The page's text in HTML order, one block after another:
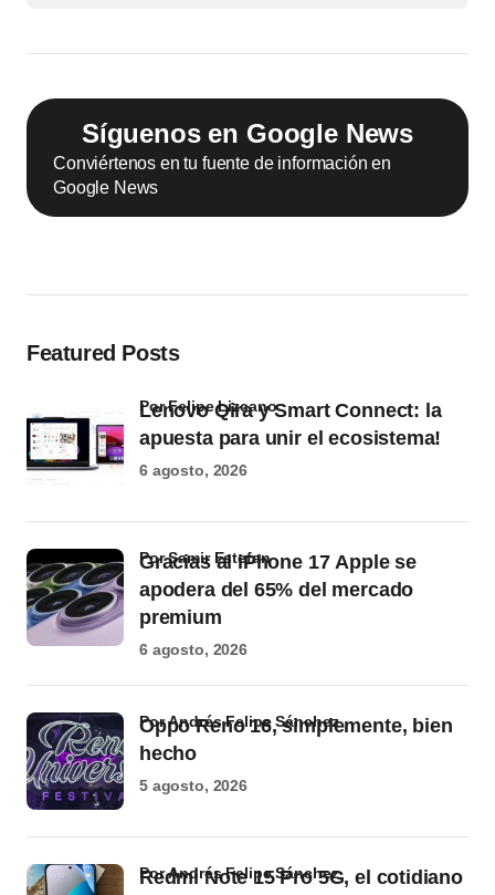
Síguenos en Google News
Conviértenos en tu fuente de información en
Google News
Featured Posts
Lenovo Qira y Smart Connect: la
apuesta para unir el ecosistema!
por Felipe Lizcano
6 agosto, 2026
Gracias al iPhone 17 Apple se
apodera del 65% del mercado
premium
por Samir Estefan
6 agosto, 2026
Oppo Reno 16, simplemente, bien
hecho
por Andrés Felipe Sánchez
5 agosto, 2026
Redmi Note 15 Pro 5G, el cotidiano
por Andrés Felipe Sánchez